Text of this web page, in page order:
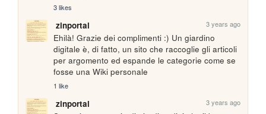
3 likes
zinportal 3 years ago
Ehilà! Grazie dei complimenti :) Un giardino
digitale è, di fatto, un sito che raccoglie gli articoli
per argomento ed espande le categorie come se
fosse una Wiki personale
1 like
zinportal 3 years ago